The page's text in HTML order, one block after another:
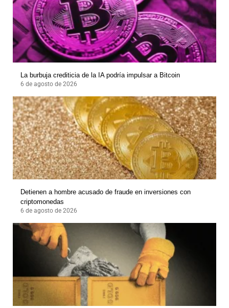
La burbuja crediticia de la IA podría impulsar a Bitcoin
6 de agosto de 2026
Detienen a hombre acusado de fraude en inversiones con
criptomonedas
6 de agosto de 2026